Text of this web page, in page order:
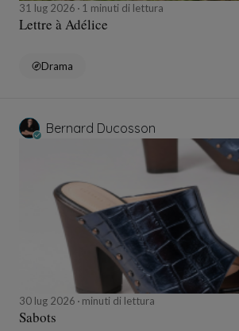
31 lug 2026 1 minuti di lettura
Lettre à Adélice
Drama
Bernard Ducosson
30 lug 2026 minuti di lettura
Sabots